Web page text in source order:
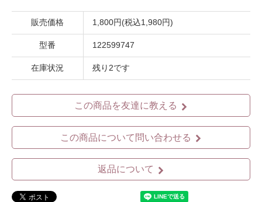
販売価格 1,800円(税込1,980円)
型番 122599747
在庫状況 残り2です
この商品を友達に教える
この商品について問い合わせる
返品について